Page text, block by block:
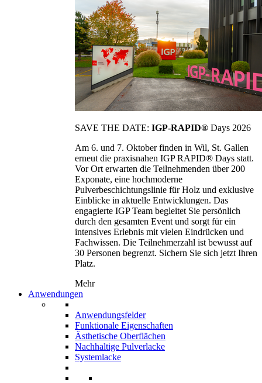
SAVE THE DATE: IGP-RAPID® Days 2026
Am 6. und 7. Oktober finden in Wil, St. Gallen
erneut die praxisnahen IGP RAPID® Days statt.
Vor Ort erwarten die Teilnehmenden über 200
Exponate, eine hochmoderne
Pulverbeschichtungslinie für Holz und exklusive
Einblicke in aktuelle Entwicklungen. Das
engagierte IGP Team begleitet Sie persönlich
durch den gesamten Event und sorgt für ein
intensives Erlebnis mit vielen Eindrücken und
Fachwissen. Die Teilnehmerzahl ist bewusst auf
30 Personen begrenzt. Sichern Sie sich jetzt Ihren
Platz.
Mehr
Anwendungen
Anwendungsfelder
Funktionale Eigenschaften
Ästhetische Oberflächen
Nachhaltige Pulverlacke
Systemlacke